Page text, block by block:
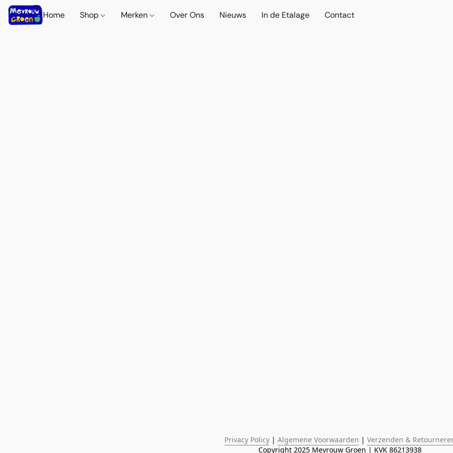
Home Shop Merken Over Ons Nieuws In de Etalage Contact
Privacy Policy | Algemene Voorwaarden | Verzenden &
Copyright 2025 Mevrouw Groen | KVK 86213938